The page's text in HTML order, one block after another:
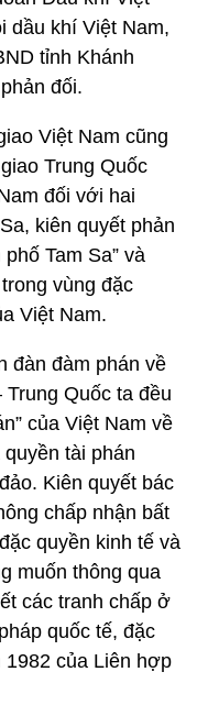
dầu khí Việt Nam,
tỉnh Khánh
đối.
Việt Nam cũng
Trung Quốc
đối với hai
kiên quyết phản
Tam Sa” và
vùng đặc
Việt Nam.
đàn đàm phán về
Quốc ta đều
của Việt Nam về
tài phán
Kiên quyết bác
chấp nhận bất
quyền kinh tế và
muốn thông qua
các tranh chấp ở
quốc tế, đặc
của Liên hợp